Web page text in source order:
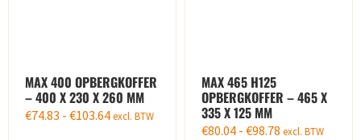
MAX 400 OPBERGKOFFER
– 400 X 230 X 260 MM
€74.83 - €103.64excl. BTW
MAX 465 H125
OPBERGKOFFER – 465 X
335 X 125 MM
€80.04 - €98.78 excl. BTW